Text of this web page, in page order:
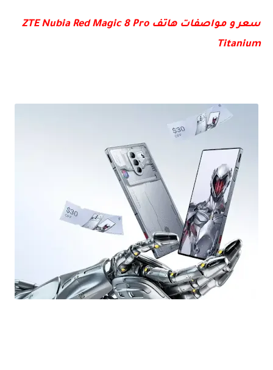
سعر و مواصفات هاتف ZTE Nubia Red Magic 8 Pro
Titanium